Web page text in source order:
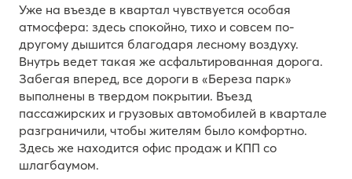
Уже на въезде в квартал чувствуется особая
атмосфера: здесь спокойно, тихо и совсем по-
другому дышится благодаря лесному воздуху.
Внутрь ведет такая же асфальтированная дорога.
Забегая вперед, все дороги в «Береза парк»
выполнены в твердом покрытии. Въезд
пассажирских и грузовых автомобилей в квартале
разграничили, чтобы жителям было комфортно.
Здесь же находится офис продаж и КПП со
шлагбаумом.